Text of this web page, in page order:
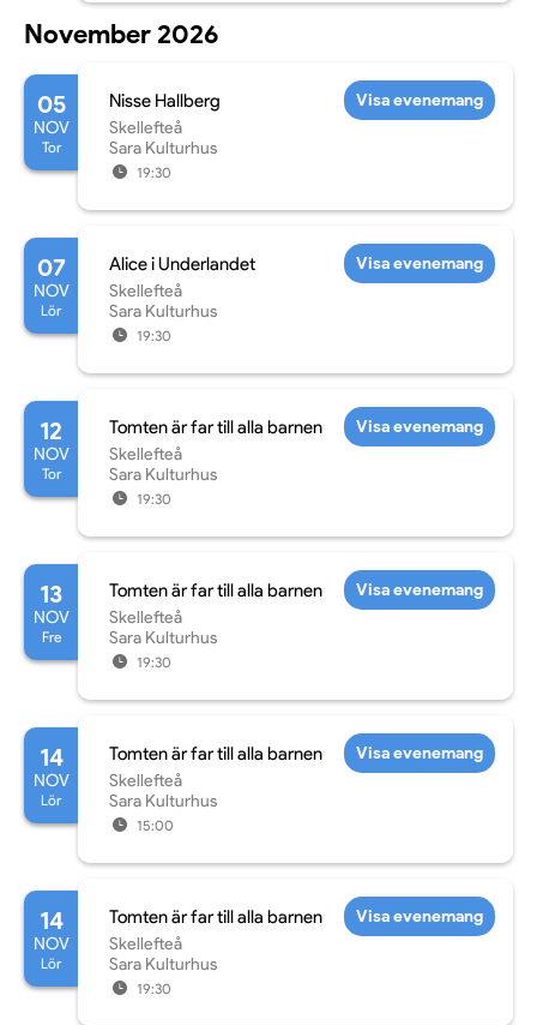
November 2026
05
NOV
Tor
Nisse Hallberg
Skellefteå
Sara Kulturhus
19:30
Visa evenemang
07
NOV
Lör
Alice i Underlandet
Skellefteå
Sara Kulturhus
19:30
Visa evenemang
12
NOV
Tor
Tomten är far till alla barnen
Skellefteå
Sara Kulturhus
19:30
Visa evenemang
13
NOV
Fre
Tomten är far till alla barnen
Skellefteå
Sara Kulturhus
19:30
Visa evenemang
14
NOV
Lör
Tomten är far till alla barnen
Skellefteå
Sara Kulturhus
15:00
Visa evenemang
14
NOV
Lör
Tomten är far till alla barnen
Skellefteå
Sara Kulturhus
19:30
Visa evenemang